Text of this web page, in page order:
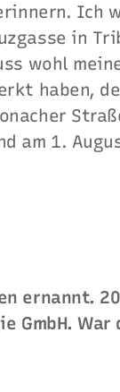
Ich
in
wohl
haben,
am 1.
ernannt.
GmbH.